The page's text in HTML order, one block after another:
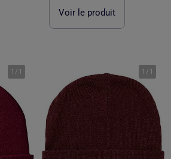
Voir le produit
1 / 1 1 / 1